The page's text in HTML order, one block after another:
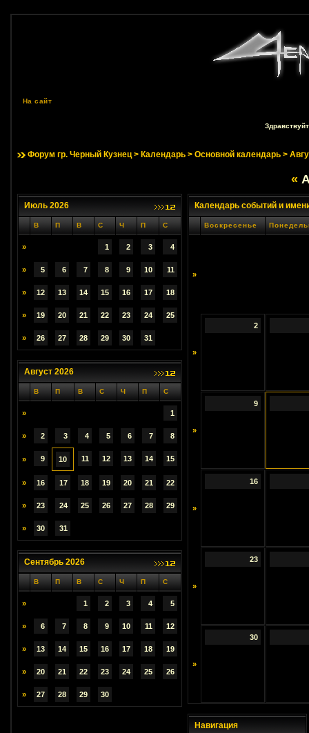
На сайт
Форум гр. Черный Кузнец> Календарь> Основной календарь>
«
Июль 2026
В П В С Ч П С
» 1 2 3 4
» 5 6 7 8 9 10 11
» 12 13 14 15 16 17 18
» 19 20 21 22 23 24 25
» 26 27 28 29 30 31
Август 2026
В П В С Ч П С
» 1
» 2 3 4 5 6 7 8
» 9 10 11 12 13 14 15
» 16 17 18 19 20 21 22
» 23 24 25 26 27 28 29
» 30 31
Сентябрь 2026
В П В С Ч П С
» 1 2 3 4 5
» 6 7 8 9 10 11 12
» 13 14 15 16 17 18 19
» 20 21 22 23 24 25 26
» 27 28 29 30
Календарь событий и
Воскресенье
»
»
2
»
9
»
16
»
23
»
30
Навигация